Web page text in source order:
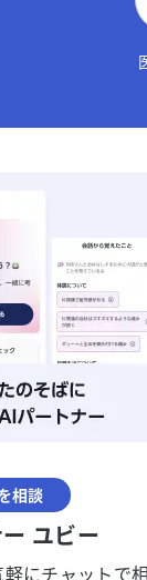
相談
ユビー
にチャットで